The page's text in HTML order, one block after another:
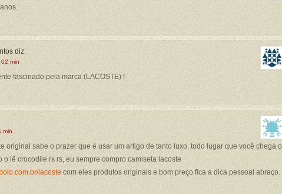
diz:
min
fascinado pela marca (LACOSTE) !
min
original sabe o prazer que é usar um artigo de tanto luxo, todo lugar que você chega o
o lê crocodile rs rs, eu sempre compro camiseta lacoste
lacoste com eles produtos originais e bom preço fica a dica pessoal abraço.